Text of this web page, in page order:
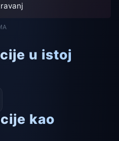
u istoj
kao